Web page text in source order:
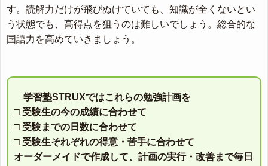
す。読解力だけが飛びぬけていても、知識が全くないとい
う状態でも、高得点を狙うのは難しいでしょう。総合的な
国語力を高めていきましょう。
学習塾STRUXではこれらの勉強計画を
□ 受験生の今の成績に合わせて
□ 受験までの日数に合わせて
□ 受験生それぞれの得意・苦手に合わせて
オーダーメイドで作成して、計画の実行・改善まで毎日